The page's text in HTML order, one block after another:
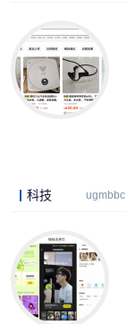
科技